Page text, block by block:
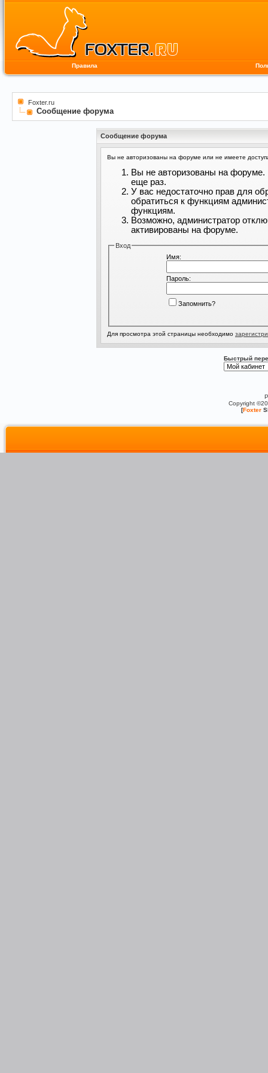
Правила
Foxter.ru
Сообщение форума
Сообщение форума
Вы не авторизованы на форуме или не имеете
Вы не авторизованы на форуме.
еще раз.
У вас недостаточно прав для
обратиться к функциям
функциям.
Возможно, администратор
активированы на форуме.
Вход
Имя:
Пароль:
Запомнить?
Для просмотра этой страницы необходимо
Быстрый
Copyright
[Foxter